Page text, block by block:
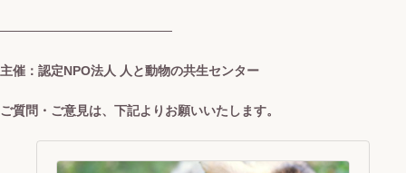
───────────────────
主催：認定NPO法人 人と動物の共生センター
ご質問・ご意見は、下記よりお願いいたします。